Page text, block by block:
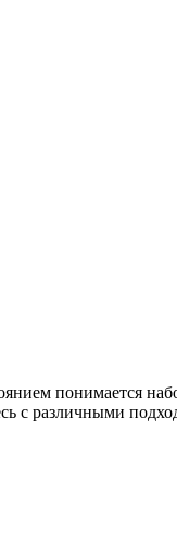
понимается
с различными